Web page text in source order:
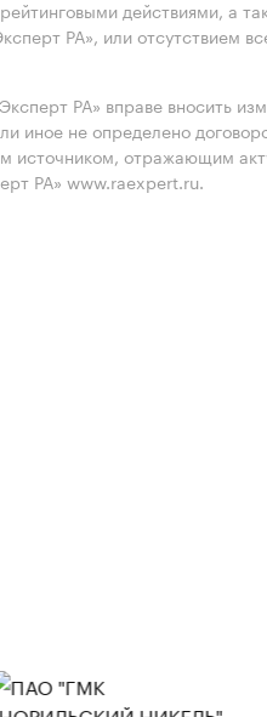
действиями, а
РА», или отсутствием
РА» вправе вносить
иное не определено
источником, отражающим
РА» www.raexpert.ru.